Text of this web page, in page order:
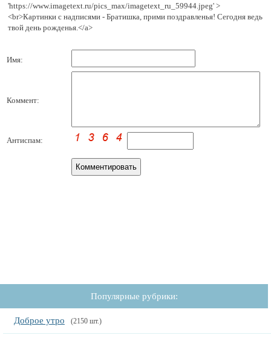
'https://www.imagetext.ru/pics_max/imagetext_ru_59944.jpeg' >
<br>Картинки с надписями - Братишка, прими поздравленья! Сегодня ведь
твой день рожденья.</a>
Имя:
Коммент:
Антиспам:
Популярные рубрики:
Доброе утро (2150 шт.)